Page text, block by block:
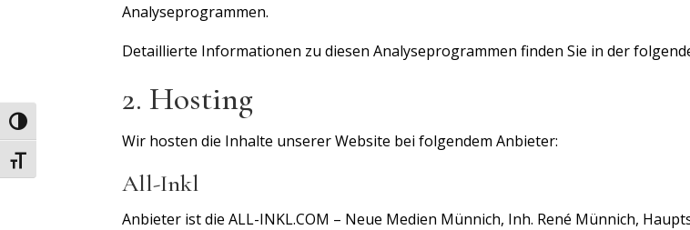
Umschalten auf hohe Kontraste
Schrift vergrößern
Analyseprogrammen.
Detaillierte Informationen zu diesen Analyseprogrammen finden Sie in der
2. Hosting
Wir hosten die Inhalte unserer Website bei folgendem Anbieter:
All-Inkl
Anbieter ist die ALL-INKL.COM – Neue Medien Münnich, Inh. René Münnich,